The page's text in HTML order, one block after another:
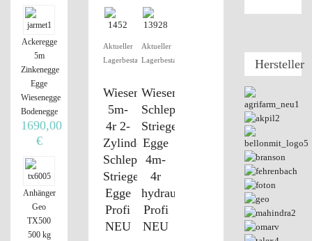
Aktueller
Lagerbestand
Wiesenschleppe
5m-
4r 2-
Zylinder
Schleppe
Striegel
Egge
Profi
NEU
Aktueller
Lagerbestand
Wiesenschleppe
Schleppe
Striegel
Egge
4m-
4r
hydraulisch
Profi
NEU
Ackeregge
5m
Zinkenegge
Egge
Wiesenegge
Bodenegge
1690,00
€
Anhänger
Geo
TX500
500 kg
Hersteller